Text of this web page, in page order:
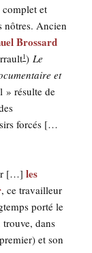
et
nôtres. Ancien
Bros­sard
1) Le
et
» résulte de
for­cés […
[…]les
, ce tra­vailleur
por­té le
dans
et son